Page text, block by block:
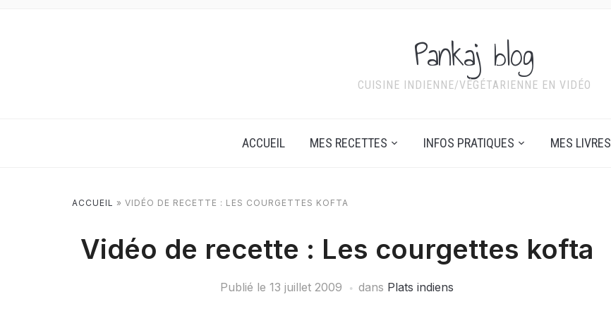
Pankaj blog
CUISINE INDIENNE/VÉGÉTARIENNE EN VIDÉO
ACCUEIL MES RECETTES INFOS PRATIQUES MES LIVRES
ACCUEIL » VIDÉO DE RECETTE : LES COURGETTES KOFTA
Vidéo de recette : Les courgettes kofta
Publié le 13 juillet 2009 dans Plats indiens